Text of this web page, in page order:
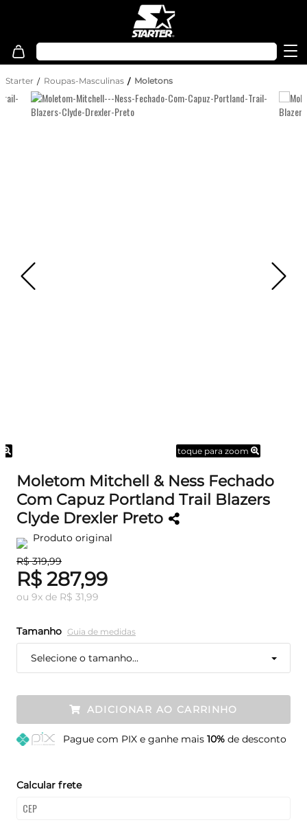
Starter Roupas-Masculinas Moletons
toque para zoom
Moletom Mitchell & Ness Fechado
Com Capuz Portland Trail Blazers
Clyde Drexler Preto
Produto original
R$ 319,99
R$ 287,99
ou 9x de R$ 31,99
Tamanho Guia de medidas
Selecione o tamanho...
ADICIONAR AO CARRINHO
Pague com PIX e ganhe mais 10%de desconto
Calcular frete